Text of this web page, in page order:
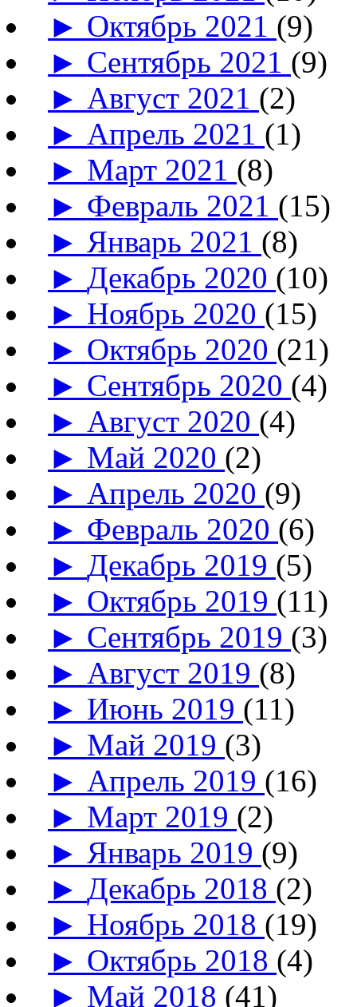
► Октябрь 2021 (9)
► Сентябрь 2021 (9)
► Август 2021 (2)
► Апрель 2021 (1)
► Март 2021 (8)
► Февраль 2021 (15)
► Январь 2021 (8)
►Декабрь 2020 (10)
► Ноябрь 2020 (15)
► Октябрь 2020 (21)
► Сентябрь 2020 (4)
► Август 2020 (4)
► Май 2020 (2)
► Апрель 2020 (9)
► Февраль 2020 (6)
►Декабрь 2019 (5)
► Октябрь 2019 (11)
► Сентябрь 2019 (3)
► Август 2019 (8)
► Июнь 2019 (11)
► Май 2019 (3)
► Апрель 2019 (16)
► Март 2019 (2)
► Январь 2019 (9)
►Декабрь 2018 (2)
► Ноябрь 2018 (19)
► Октябрь 2018 (4)
► Май 2018 (41)